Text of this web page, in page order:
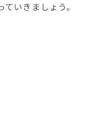
いきましょう。